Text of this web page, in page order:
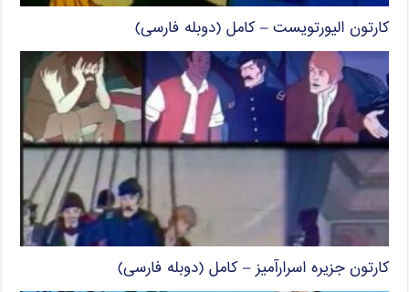
کارتون الیورتویست – کامل (دوبله فارسی)
کارتون جزیره اسرارآمیز – کامل (دوبله فارسی)